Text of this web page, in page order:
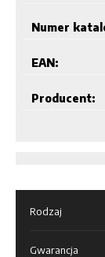
Numer
EAN:
Producent:
Rodzaj
Gwarancja